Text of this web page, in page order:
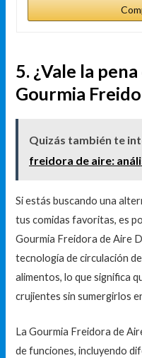
5. ¿Vale la
Gourmia
Quizás también te
freidora de aire:
Si estás buscando una
tus comidas favoritas, es
Gourmia Freidora de Aire
tecnología de circulación
alimentos, lo que significa
crujientes sin sumergirlos
La Gourmia Freidora de
de funciones, incluyendo